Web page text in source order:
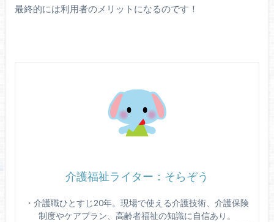
最終的には利用者のメリットになるのです！
介護福祉ライター：そらぞう
・介護職ひとすじ20年。現場で使える介護技術、介護保険
制度やケアプラン、高齢者福祉の知識に自信あり。